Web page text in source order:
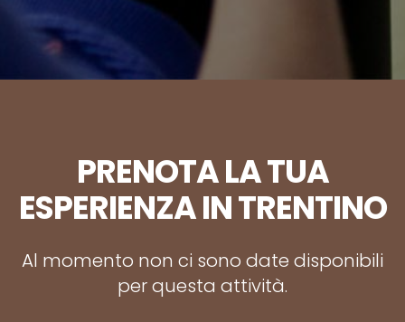
PRENOTA LA TUA
ESPERIENZA IN TRENTINO
Al momento non ci sono date disponibili
per questa attività.